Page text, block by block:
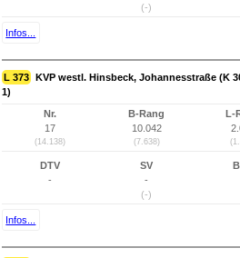
(-)
Infos...
L 373 KVP westl. Hinsbeck, Johannesstraße (K
1)
Nr.
17
(14.138)
B-Rang
10.042
(7.638)
L-
DTV
-
SV
-
(-)
Infos...